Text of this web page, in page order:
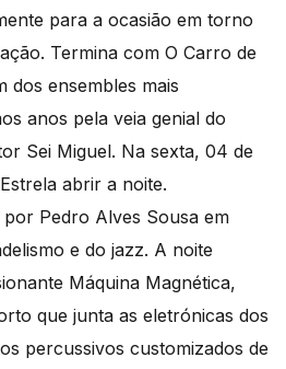
para a ocasião em torno
Termina com O Carro de
dos ensembles mais
anos pela veia genial do
Sei Miguel. Na sexta, 04 de
abrir a noite.
Pedro Alves Sousa em
e do jazz. A noite
Máquina Magnética,
que junta as eletrónicas dos
percussivos customizados de